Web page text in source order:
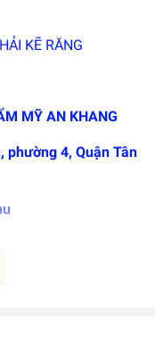
KẼ RĂNG
MỸ AN KHANG
phường 4, Quận Tân